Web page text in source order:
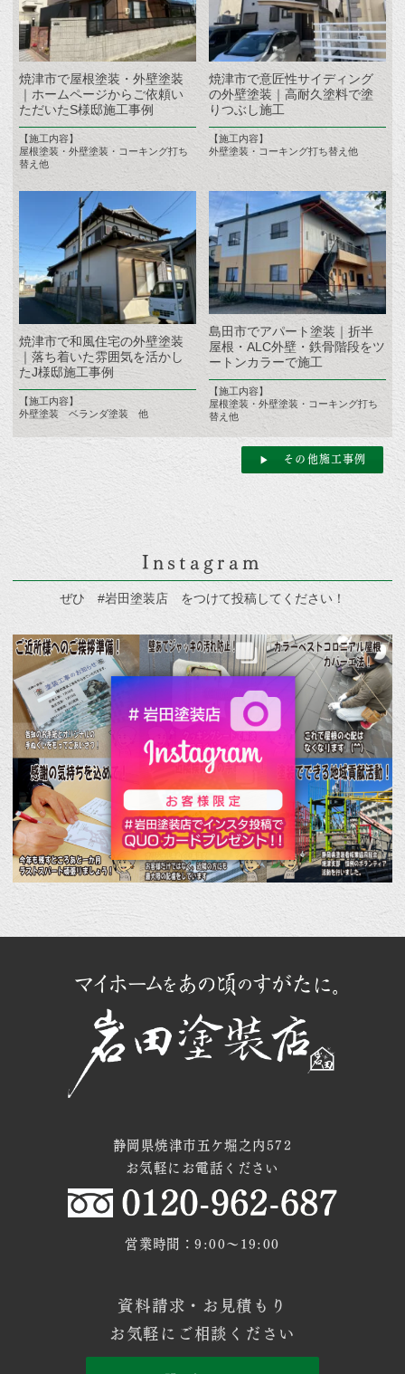
焼津市で屋根塗装・外壁塗装
｜ホームページからご依頼い
ただいたS様邸施工事例
【施工内容】
屋根塗装・外壁塗装・コーキング打ち
替え他
焼津市で意匠性サイディング
の外壁塗装｜高耐久塗料で塗
りつぶし施工
【施工内容】
外壁塗装・コーキング打ち替え他
焼津市で和風住宅の外壁塗装
｜落ち着いた雰囲気を活かし
たJ様邸施工事例
【施工内容】
外壁塗装 ベランダ塗装 他
島田市でアパート塗装｜折半
屋根・ALC外壁・鉄骨階段をツ
ートンカラーで施工
【施工内容】
屋根塗装・外壁塗装・コーキング打ち
替え他
その他施工事例
Instagram
ぜひ #岩田塗装店 をつけて投稿してください！
静岡県焼津市五ケ堀之内572
お気軽にお電話ください
営業時間：9:00〜19:00
資料請求・お見積もり
お気軽にご相談ください